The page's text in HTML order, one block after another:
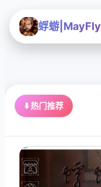
蜉蝣|MayFly
⬇️ 热门推荐